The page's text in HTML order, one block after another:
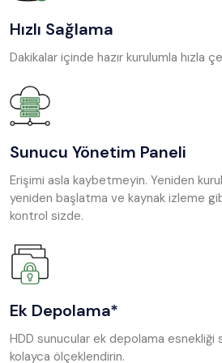
Hızlı Sağlama
Dakikalar içinde hazır kurulumla hızla
Sunucu Yönetim Paneli
Erişimi asla kaybetmeyin. Yeniden
yeniden başlatma ve kaynak izleme
kontrol sizde.
Ek Depolama*
HDD sunucular ek depolama esnekliği
kolayca ölçeklendirin.